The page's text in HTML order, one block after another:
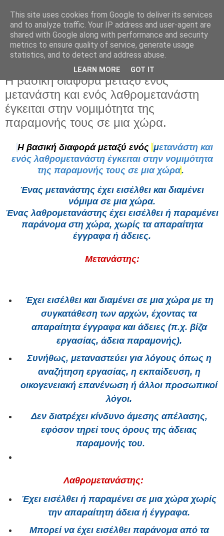
Τρίτη 30 Ιουνίου 2026
Η βασική διαφορά μεταξύ ενός
μετανάστη και ενός λαθρομετανάστη
έγκειται στην νομιμότητα της
παραμονής τους σε μια χώρα.
Η βασική διαφορά μεταξύ ενός μετανάστη και
ενός λαθρομετανάστη έγκειται στην νομιμότητα
της παραμονής τους σε μια χώρα.
Ένας μετανάστης έχει εισέλθει και διαμένει
νόμιμα σε μια χώρα.
Ένας λαθρομετανάστης έχει εισέλθει ή παραμένει
παράνομα στη χώρα, χωρίς τα απαραίτητα
έγγραφα ή άδειες.
Μετανάστης:
Έχει εισέλθει και διαμένει σε μια χώρα με τη
συγκατάθεση των αρχών, έχοντας τα
απαραίτητα έγγραφα και άδειες (π.χ. βίζα
εργασίας, άδεια παραμονής).
Συνήθως, μεταναστεύει για λόγους όπως η
αναζήτηση εργασίας, η εκπαίδευση, η
οικογενειακή επανένωση ή άλλοι προσωπικοί
λόγοι.
Δεν διατρέχει κίνδυνο άμεσης απέλασης,
εφόσον τηρεί τους όρους της άδειας
παραμονής του.
Λαθρομετανάστης:
Έχει εισέλθει ή παραμένει σε μια χώρα χωρίς
την απαραίτητη άδεια ή έγγραφα.
Μπορεί να έχει εισέλθει παράνομα από τα
This site uses cookies from Google to deliver its services
and to analyze traffic. Your IP address and user-agent are
shared with Google along with performance and security
metrics to ensure quality of service, generate usage
statistics, and to detect and address abuse.
LEARN MORE GOT IT